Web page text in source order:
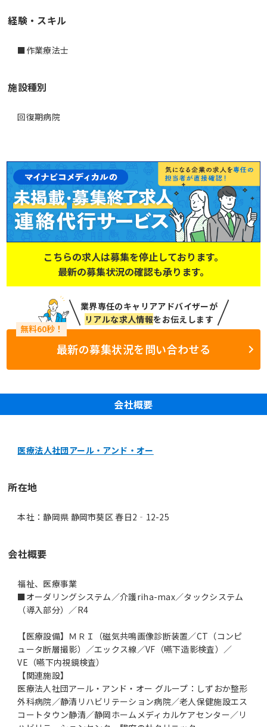
経験・スキル
■作業療法士
施設種別
回復期病院
こちらの求人は募集を停止しております。
最新の募集状況の確認も承ります。
業界専任のキャリアアドバイザーが
リアルな求人情報をお伝えします
最新の募集状況を問い合わせる
会社概要
医療法人社団アール・アンド・オー
所在地
本社：静岡県 静岡市葵区 春日2‐12-25
会社概要
福祉、医療事業
■オーダリングシステム／介護riha-max／タックシステム
（導入部分）／R4
【医療設備】ＭＲＩ（磁気共鳴画像診断装置／CT（コンピ
ュータ断層撮影）／エックス線／VF（嚥下造影検査）／
VE（嚥下内視鏡検査）
【関連施設】
医療法人社団アール・アンド・オー グループ：しずおか整形
外科病院／静清リハビリテーション病院／老人保健施設エス
コートタウン静清／静岡ホームメディカルケアセンター／リ